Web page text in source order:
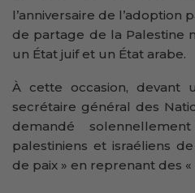
l’anniversaire de l’adoption
de partage de la Palestine
un État juif et un État arabe.
À cette occasion, devant
secrétaire général des
demandé
palestiniens et israéliens
de paix » en reprenant des